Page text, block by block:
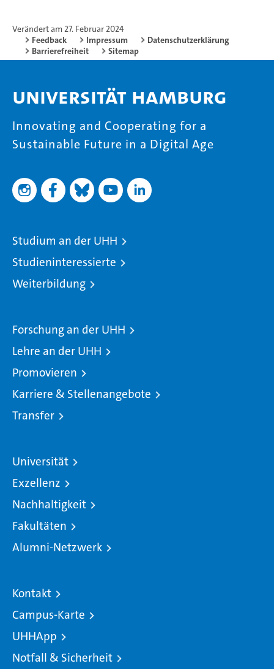
Verändert am 27. Februar 2024
Feedback
Impressum
Datenschutzerklärung
Barrierefreiheit
Sitemap
Universität Hamburg
Innovating and Cooperating for a
Sustainable Future in a Digital Age
Studium an der UHH
Studieninteressierte
Weiterbildung
Forschung an der UHH
Lehre an der UHH
Promovieren
Karriere & Stellenangebote
Transfer
Universität
Exzellenz
Nachhaltigkeit
Fakultäten
Alumni-Netzwerk
Kontakt
Campus-Karte
UHHApp
Notfall & Sicherheit